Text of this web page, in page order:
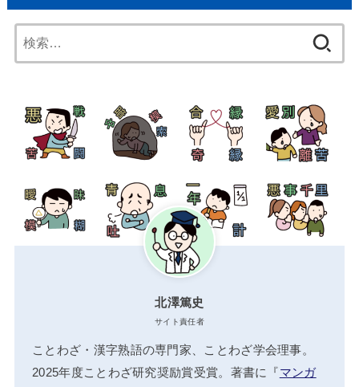
索:
北澤篤史
サイト責任者
ことわざ・漢字熟語の専門家、ことわざ学会理事。
2025年度ことわざ研究奨励賞受賞。著書に『マンガ